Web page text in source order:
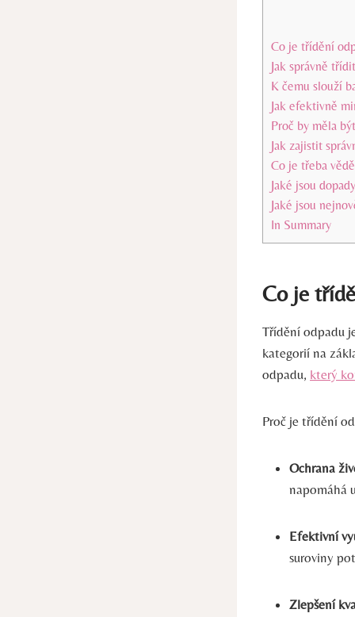
Co je třídění
Jak správně
K čemu slouží
Jak efektivně
Proč by měla
Jak zajistit
Co je třeba
Jaké jsou
Jaké jsou
In Summary
Co je
Třídění odpadu
kategorií na
odpadu, který
Proč je třídění
Ochrana
napomáhá
Efektivní
suroviny
Zlepšení